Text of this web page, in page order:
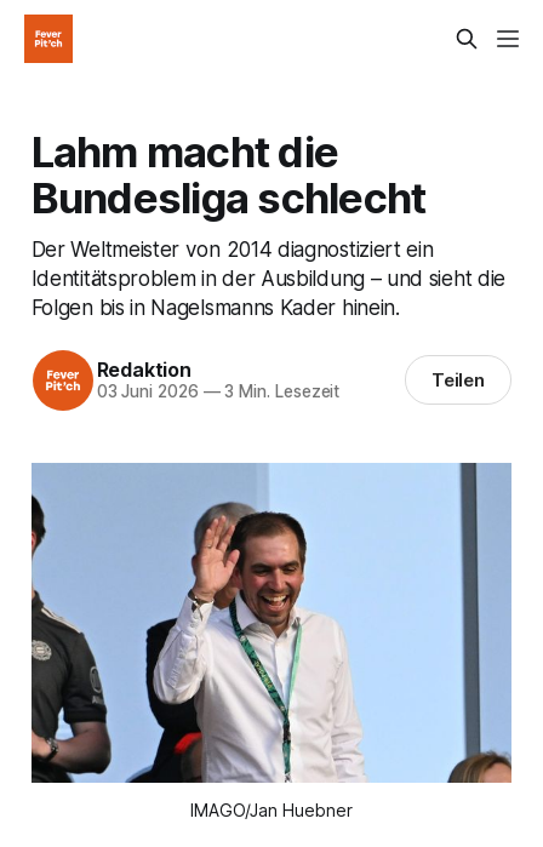
Lahm macht die
Bundesliga schlecht
Der Weltmeister von 2014 diagnostiziert ein
Identitätsproblem in der Ausbildung – und sieht die
Folgen bis in Nagelsmanns Kader hinein.
Redaktion
03 Juni 2026 —3 Min. Lesezeit Teilen
IMAGO/Jan Huebner